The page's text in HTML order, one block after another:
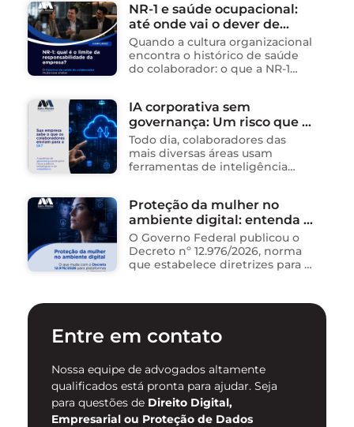
Sistema Integrado de
Segurança da Informação
(SISInfo), estabelecendo …
NR-1 e saúde ocupacional:
até onde vai o dever de
cuidado da empresa?
Quando a cultura organizacional
encontra o histórico de saúde
do colaborador: o que a NR-1
um dos ambientes mais
propícios para …
IA corporativa sem
governança: Um risco que já
está acontecendo
Todo dia, colaboradores das
mais diversas áreas usam
ferramentas de inteligência
dados, redigem e-mails, geram
relatórios. O problema não está
na ferramenta. Está …
Proteção da mulher no
ambiente digital: entenda o
novo Decreto nº 12.976/2026
O Governo Federal publicou o
Decreto nº 12.976/2026, norma
que estabelece diretrizes para a
enfrentamento da violência
digital. …
Entre em contato
Nossa equipe de advogados altamente
qualificados está pronta para ajudar. Seja
para questões de Direito Digital,
Empresarial ou Proteção de Dados